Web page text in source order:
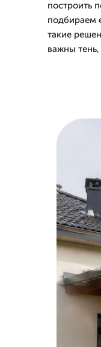
построить
подбираем
такие
важны